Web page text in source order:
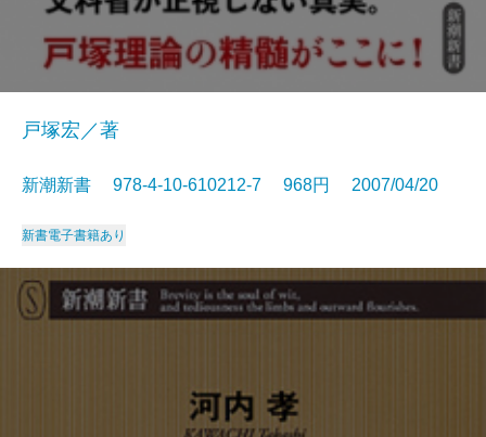
戸塚宏／著
新潮新書 978-4-10-610212-7 968円 2007/04/20
新書電子書籍あり